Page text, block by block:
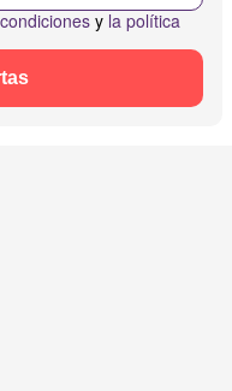
y la política